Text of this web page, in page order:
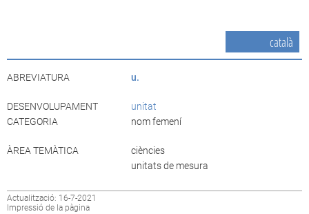
català
ABREVIATURA u.
DESENVOLUPAMENT
unitat
CATEGORIA
nom femení
ÀREA TEMÀTICA
ciències
unitats de mesura
Actualització: 16-7-2021
Impressió de la pàgina